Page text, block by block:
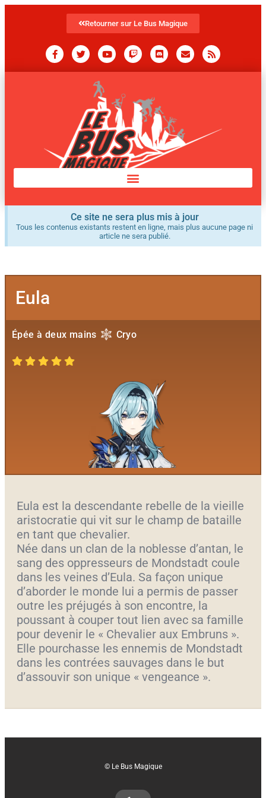
Retourner sur Le Bus Magique
Ce site ne sera plus mis à jour
Tous les contenus existants restent en ligne, mais plus aucune page ni
article ne sera publié.
Eula
Épée à deux mains Cryo
Eula est la descendante rebelle de la vieille
aristocratie qui vit sur le champ de bataille
en tant que chevalier.
Née dans un clan de la noblesse d’antan, le
sang des oppresseurs de Mondstadt coule
dans les veines d’Eula. Sa façon unique
d’aborder le monde lui a permis de passer
outre les préjugés à son encontre, la
poussant à couper tout lien avec sa famille
pour devenir le « Chevalier aux Embruns ».
Elle pourchasse les ennemis de Mondstadt
dans les contrées sauvages dans le but
d’assouvir son unique « vengeance ».
© Le Bus Magique